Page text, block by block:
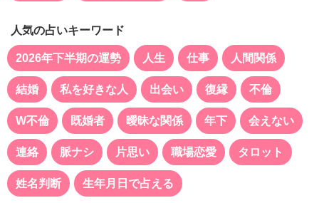
人気の占いキーワード
2026年下半期の運勢 人生 仕事 人間関係
結婚 私を好きな人 出会い 復縁 不倫
W不倫 既婚者 曖昧な関係 年下 会えない
連絡 脈ナシ 片思い 職場恋愛 タロット
姓名判断 生年月日で占える